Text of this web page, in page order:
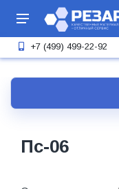
+7 (499) 499-22-92
Пс-06